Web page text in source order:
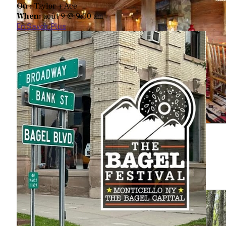
Ranch Driftwood
845-583-5555
49 Kilcoin Road
White Lake, NY 12786
Map- Website
Où :Taylor + Ace
When:août 9 @ 9:00 am
En Savoir Plus